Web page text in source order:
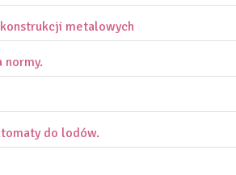
konstrukcji metalowych
normy.
do lodów.